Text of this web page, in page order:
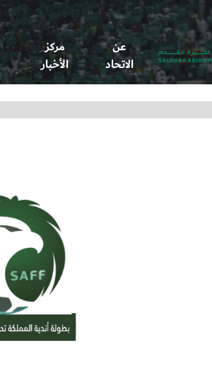
عن
الاتحاد
مركز
الأخبار